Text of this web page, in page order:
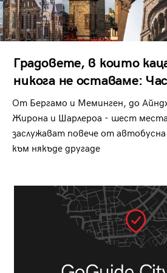
Градовете, в които
никога не оставаме:
От Бергамо и Меминген, до
Жирона и Шарлероа - шест
заслужават повече от
към някъде другаде